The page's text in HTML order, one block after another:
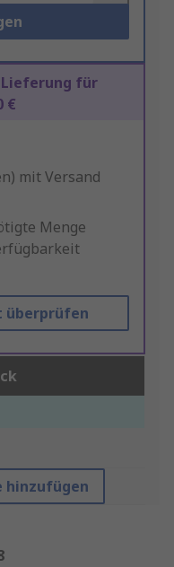
Lieferung für
€
mit Versand
Menge
hinzufügen